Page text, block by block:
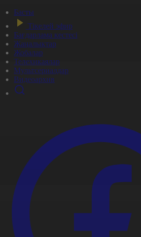
Басты
Тікелей эфир
Бағдарлама кестесі
Жаңалықтар
Жобалар
Телехикаялар
Мультсериалдар
Видеоархив